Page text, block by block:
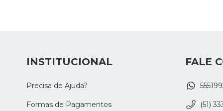
INSTITUCIONAL
Precisa de Ajuda?
Formas de Pagamentos
FALE
(51)